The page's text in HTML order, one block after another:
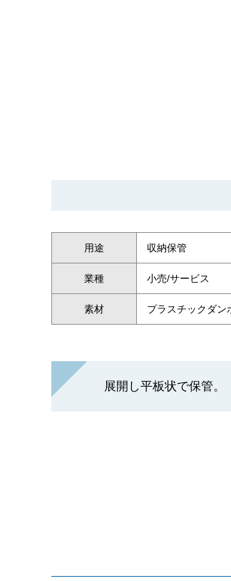
用途 収納保管
業種
小売/サービス
素材
プラスチックダン
展開し平板状で保管